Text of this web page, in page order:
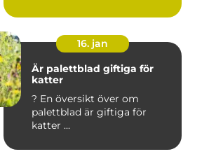
16. jan
Är palettblad giftiga för
katter
? En översikt över om
palettblad är giftiga för
katter ...